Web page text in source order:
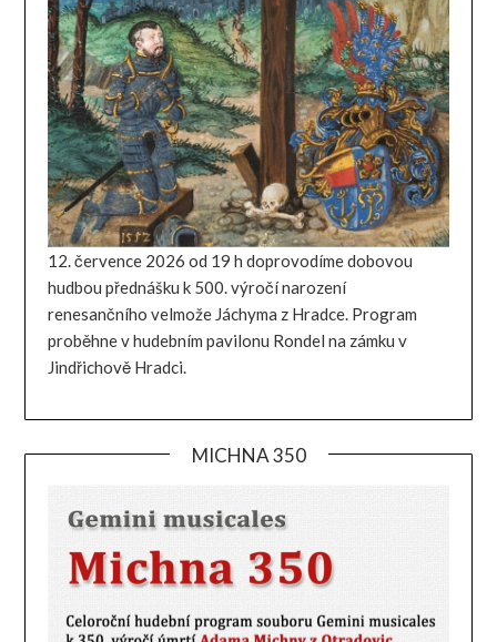
12. července 2026 od 19 h doprovodíme dobovou
hudbou přednášku k 500. výročí narození
renesančního velmože Jáchyma z Hradce. Program
proběhne v hudebním pavilonu Rondel na zámku v
Jindřichově Hradci.
MICHNA 350